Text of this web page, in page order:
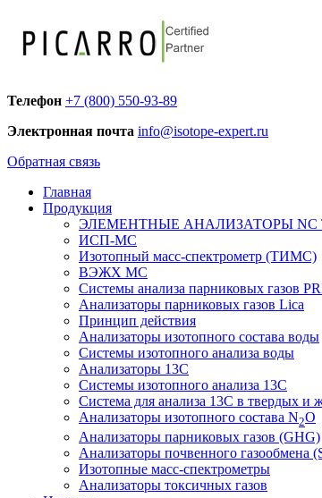
Телефон +7 (800) 550-93-89
Электронная почта info@isotope-expert.ru
Обратная связь
Главная
Продукция
ЭЛЕМЕНТНЫЕ АНАЛИЗАТОРЫ NC
ИСП-МС
Изотопный масс-спектрометр (ТИМС)
ВЭЖХ МС
Системы анализа парниковых газов
Анализаторы парниковых газов Lica
Принцип действия
Анализаторы изотопного состава воды
Системы изотопного анализа воды
Анализаторы 13C
Системы изотопного анализа 13С
Система для анализа 13С в твердых и
Анализаторы изотопного состава N2O
Анализаторы парниковых газов (GHG)
Анализаторы почвенного газообмена
Изотопные масс-спектрометры
Анализаторы токсичных газов